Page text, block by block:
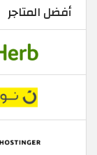
أفضل المتاجر